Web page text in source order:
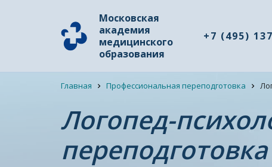
Московская
академия
медицинского
образования
+7 (495)
Главная Профессиональная переподготовка
Логопед-
переподготовка